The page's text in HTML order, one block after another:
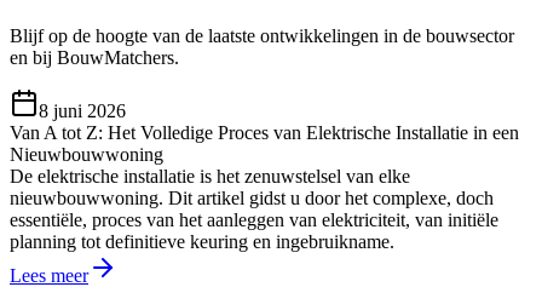
Blijf op de hoogte van de laatste ontwikkelingen in de bouwsector
en bij BouwMatchers.
8 juni 2026
Van A tot Z: Het Volledige Proces van Elektrische Installatie in een
Nieuwbouwwoning
De elektrische installatie is het zenuwstelsel van elke
nieuwbouwwoning. Dit artikel gidst u door het complexe, doch
essentiële, proces van het aanleggen van elektriciteit, van initiële
planning tot definitieve keuring en ingebruikname.
Lees meer